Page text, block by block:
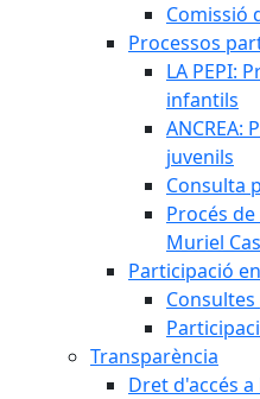
Comissió
Processos
LA PEPI:
infantils
ANCREA:
juvenils
Consulta
Procés
Muriel
Participació
Transparència
Dret d'accés